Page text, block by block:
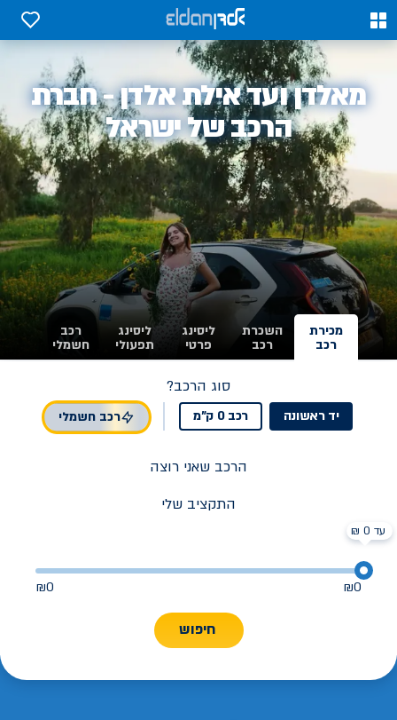
0
0
אלדן
מאלדן ועד אילת אלדן - חברת
הרכב של ישראל
מכירת
רכב
השכרת
רכב
ליסינג
פרטי
ליסינג
תפעולי
רכב
חשמלי
סוג הרכב?
יד ראשונה רכב 0 ק"מ רכב חשמלי
הרכב שאני רוצה
התקציב שלי
₪0
₪0
חיפוש
עד 0 ₪